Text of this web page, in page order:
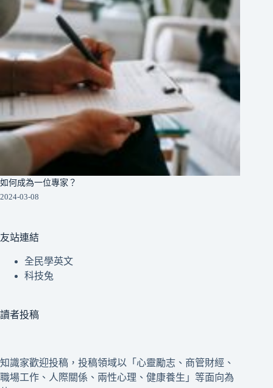
如何成為一位專家？
2024-03-08
友站連結
全民學英文
科技兔
讀者投稿
知識家歡迎投稿，投稿領域以「心靈勵志、商管財經、
職場工作、人際關係、兩性心理、健康養生」等面向為